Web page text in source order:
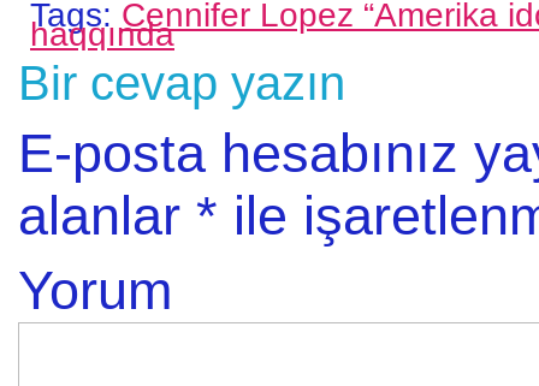
Tags: Cennifer Lopez “Amerika
haqqında
Bir cevap yazın
E-posta hesabınız
alanlar * ile
Yorum